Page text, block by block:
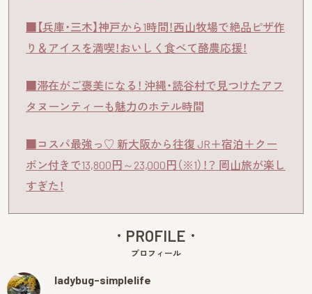
■【兵庫・三木】神戸から1時間！西山牧場で絶品ピザ作
り＆アイスを満喫！おいしく食べて酪農応援！
■滞在がご褒美になる！ 沖縄・読谷村で見つけたアフ
タヌーンティーも魅力のホテル時間
■コスパ最強っ♡ 新大阪から往復 JR＋宿泊＋クー
ポン付きで13,800円～23,000円（※1）！？ 岡山旅が楽し
すぎた！
PROFILE
プロフィール
ladybug-simplelife